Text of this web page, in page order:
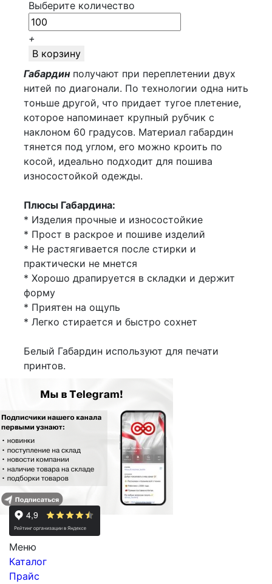
Выберите количество
+
В корзину
Габардинполучают при переплетении двух
нитей по диагонали. По технологии одна нить
тоньше другой, что придает тугое плетение,
которое напоминает крупный рубчик с
наклоном 60 градусов. Материал габардин
тянется под углом, его можно кроить по
косой, идеально подходит для пошива
износостойкой одежды.
Плюсы Габардина:
* Изделия прочные и износостойкие
* Прост в раскрое и пошиве изделий
* Не растягивается после стирки и
практически не мнется
* Хорошо драпируется в складки и держит
форму
* Приятен на ощупь
* Легко стирается и быстро сохнет
Белый Габардин используют для печати
принтов.
Меню
Каталог
Прайс